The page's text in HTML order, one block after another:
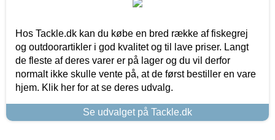
Hos Tackle.dk kan du købe en bred række af fiskegrej
og outdoorartikler i god kvalitet og til lave priser. Langt
de fleste af deres varer er på lager og du vil derfor
normalt ikke skulle vente på, at de først bestiller en vare
hjem. Klik her for at se deres udvalg.
Se udvalget på Tackle.dk